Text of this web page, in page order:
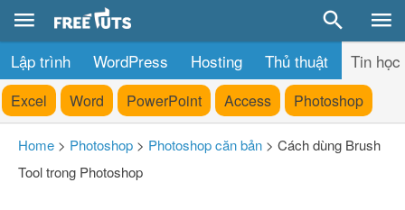
Lập trình WordPress Hosting Thủ thuật Tin học
Excel Word PowerPoint Access Photoshop
Home > Photoshop > Photoshop căn bản > Cách dùng Brush
Tool trong Photoshop